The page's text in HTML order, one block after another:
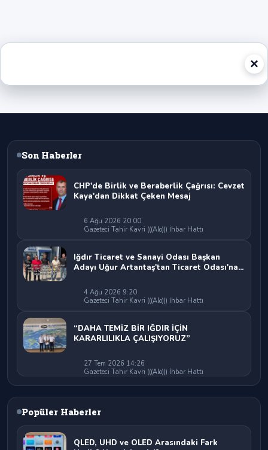
×
Son Haberler
CHP'de Birlik ve Beraberlik Çağrısı: Cevzet
Kaya'dan Dikkat Çeken Mesaj
6 Ağu 2026 20:00
Gazeteci Tahir Kavri (((Alo))) İhbar Hattı
Iğdır Ticaret ve Sanayi Odası Başkan
Adayı Uğur Artantaş'tan Ticaret Odası'na
Bırakılamaz"
4 Ağu 2026 9:20
Gazeteci Tahir Kavri (((Alo))) İhbar Hattı
“DAHA TEMİZ BİR IĞDIR İÇİN
KARARLILIKLA ÇALIŞIYORUZ”
27 Tem 2026 14:26
Gazeteci Tahir Kavri (((Alo))) İhbar Hattı
Popüler Haberler
QLED, UHD ve OLED Arasındaki Fark